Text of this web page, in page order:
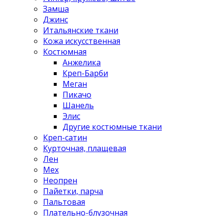
Замша
Джинс
Итальянские ткани
Кожа искусственная
Костюмная
Анжелика
Креп-Барби
Меган
Пикачо
Шанель
Элис
Другие костюмные ткани
Креп-сатин
Курточная, плащевая
Лен
Мех
Неопрен
Пайетки, парча
Пальтовая
Плательно-блузочная